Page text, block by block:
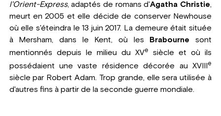
l'Orient-Express, adaptés de romans d'Agatha Christie,
meurt en 2005 et elle décide de conserver Newhouse
où elle s'éteindra le 13 juin 2017. La demeure était située
à Mersham, dans le Kent, où les
Brabourne sont
mentionnés depuis le milieu du XVe
siècle et où ils
possédaient une vaste résidence décorée au XVIII
e
siècle par Robert Adam. Trop grande, elle sera utilisée à
d'autres fins à partir de la seconde guerre mondiale.